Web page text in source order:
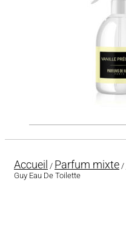
Accueil / Parfum mixte /
Guy Eau De Toilette